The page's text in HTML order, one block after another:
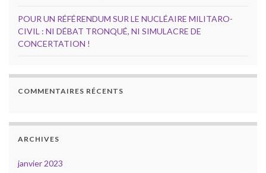
POUR UN RÉFÉRENDUM SUR LE NUCLÉAIRE MILITARO-
CIVIL : NI DÉBAT TRONQUÉ, NI SIMULACRE DE
CONCERTATION !
COMMENTAIRES RÉCENTS
ARCHIVES
janvier 2023